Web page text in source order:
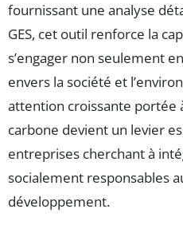
fournissant une analyse
GES, cet outil renforce la
s’engager non seulement
envers la société et
attention croissante portée
carbone devient un levier
entreprises cherchant à
socialement responsables
développement.